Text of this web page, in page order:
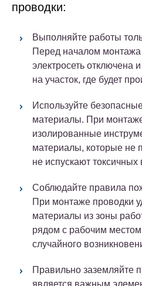
проводки:
Выполняйте работы
Перед началом монтажа
электросеть отключена
на участок, где будет
Используйте
материалы. При
изолированные
материалы, которые не
не испускают токсичных
Соблюдайте правила
При монтаже проводки
материалы из зоны
рядом с рабочим местом
случайного
Правильно заземляйте